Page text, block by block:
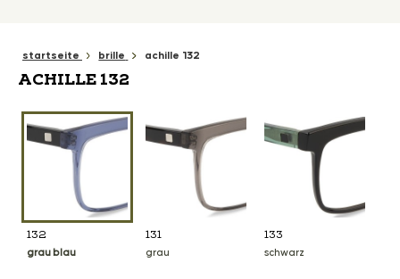
startseite brille achille 132
ACHILLE 132
132
grau blau
131
grau
133
schwarz